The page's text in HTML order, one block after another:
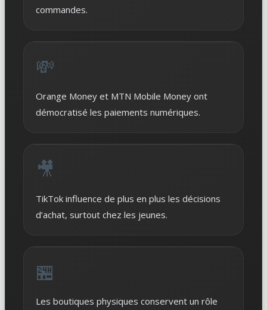
commandes.
💸
Orange Money et MTN Mobile Money ont
démocratisé les paiements numériques.
🎥
TikTok influence de plus en plus les décisions
d’achat, surtout chez les jeunes.
🏪
Les boutiques physiques conservent un rôle